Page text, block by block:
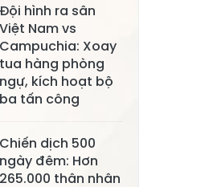
Xã Phong Dụ
Hạ
Xã Lâm Giang
Xã Xuân Ái
Đội hình ra sân
Việt Nam vs
Campuchia: Xoay
tua hàng phòng
ngự, kích hoạt bộ
ba tấn công
Chiến dịch 500
ngày đêm: Hơn
265.000 thân nhân